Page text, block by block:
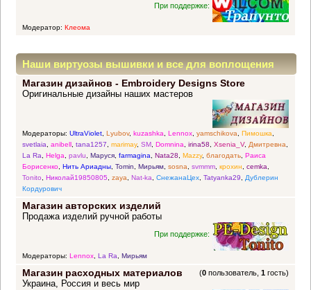
При поддержке:
Модератор: Клеома
Наши виртуозы вышивки и все для воплощения
прекрасных идей
Магазин дизайнов - Embroidery Designs Store
Оригинальные дизайны наших мастеров
Модераторы: UltraViolet, Lyubov, kuzashka, Lennox, yamschikova, Пимошка,
svetlaia, anibell, tana1257, marimay, SM, Domnina, irina58, Xsenia_V, Дмитревна,
La Ra, Helga, pavlu, Маруся, farmagina, Nata28, Mazzy, благодать, Раиса
Борисенко, Нить Ариадны, Tomin, Мирьям, sosna, svmmm, крохин, cemka,
Tonito, Николай19850805, zaya, Nat-ka, СнежанаЦех, Tatyanka29, Дублерин
Кордурович
Магазин авторских изделий
Продажа изделий ручной работы
При поддержке:
Модераторы: Lennox, La Ra, Мирьям
Магазин расходных материалов (0 пользователь,1 гость)
Украина, Россия и весь мир